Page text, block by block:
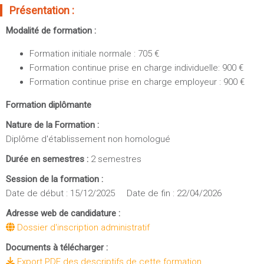
Sportives)
GEP (Génie Electrique des Procédés - Département composante)
Informatique (Département Composante)
Plan et accès
Intranet des personnels
Moodle
Messagerie
Stage et emploi
Portefeuille d'Expériences et
de Compétences
Fermer
Présentation :
Modalité de formation :
Formation initiale normale : 705 €
Formation continue prise en charge individuelle: 900 €
Formation continue prise en charge employeur : 900 €
Formation diplômante
Nature de la Formation :
Diplôme d'établissement non homologué
Durée en semestres : 2 semestres
Session de la formation :
Date de début : 15/12/2025 Date de fin : 22/04/2026
Adresse web de candidature :
Dossier d'inscription administratif
Documents à télécharger :
Export PDF des descriptifs de cette formation